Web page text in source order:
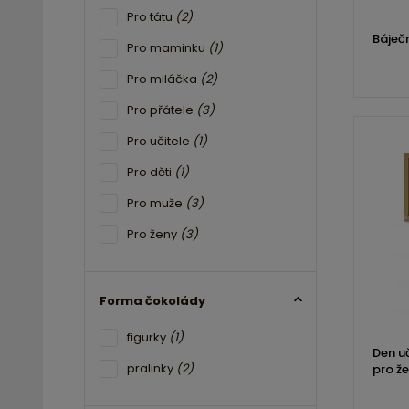
Pro tátu (2)
Pro maminku (1)
Pro miláčka (2)
Pro přátele (3)
Pro učitele (1)
Pro děti (1)
Pro muže (3)
Pro ženy (3)
Forma čokolády
figurky (1)
pralinky (2)
Den
pro